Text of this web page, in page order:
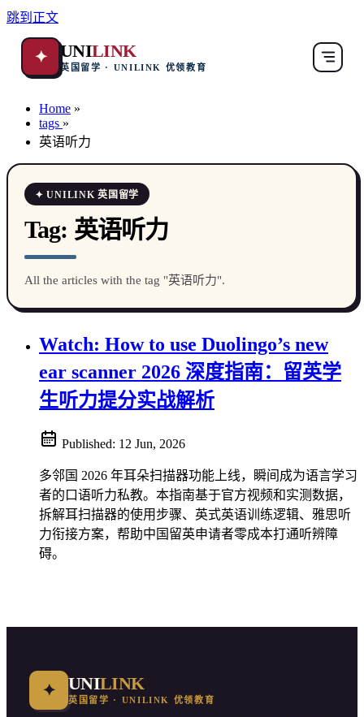
跳到正文
✦ UNILINK
英国留学 · UNILINK 优领教育
Home »
tags »
英语听力
✦ UNILINK 英国留学
Tag: 英语听力
All the articles with the tag "英语听力".
Watch: How to use Duolingo’s new
ear scanner 2026 深度指南：留英学
生听力提分实战解析
Published: 12 Jun, 2026
多邻国 2026 年耳朵扫描器功能上线，瞬间成为语言学习
者的口语听力私教。本指南基于官方视频和实测数据，
拆解耳扫描器的使用步骤、英式英语训练逻辑、雅思听
力衔接方案，帮助中国留英申请者零成本打通听辨障
碍。
✦ UNILINK
英国留学 · UNILINK 优领教育